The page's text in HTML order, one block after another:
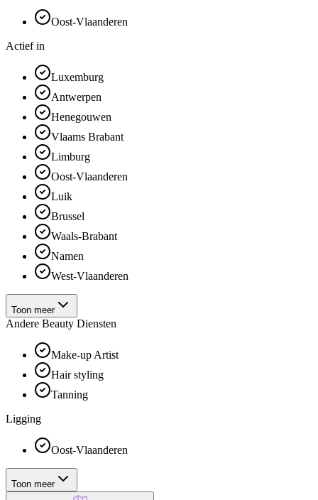
Oost-Vlaanderen
Actief in
Luxemburg
Antwerpen
Henegouwen
Vlaams Brabant
Limburg
Oost-Vlaanderen
Luik
Brussel
Waals-Brabant
Namen
West-Vlaanderen
Toon meer
Andere Beauty Diensten
Make-up Artist
Hair styling
Tanning
Ligging
Oost-Vlaanderen
Toon meer